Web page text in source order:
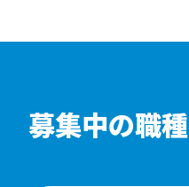
募集中の職種